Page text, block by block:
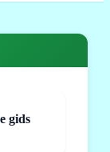
gids